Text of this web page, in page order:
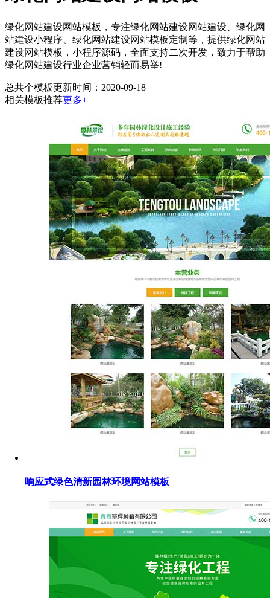
绿化网站建设网站模板，专注绿化网站建设网站建设、绿化网
站建设小程序、绿化网站建设网站模板定制等，提供绿化网站
建设网站模板，小程序源码，全面支持二次开发，致力于帮助
绿化网站建设行业企业营销轻而易举!
总共个模板更新时间：2020-09-18
相关模板推荐更多+
响应式绿色清新园林环境网站模板